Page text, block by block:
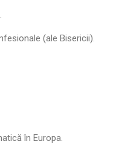
(ale Bisericii).
în Europa.